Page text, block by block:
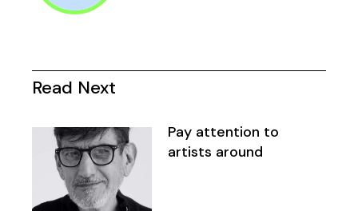
Read Next
Pay attention to
artists around